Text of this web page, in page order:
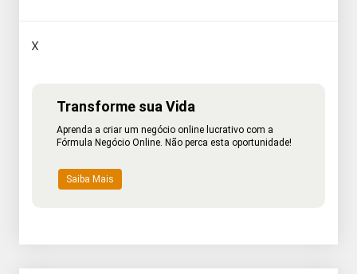
X
Transforme sua Vida
Aprenda a criar um negócio online lucrativo com a
Fórmula Negócio Online. Não perca esta oportunidade!
Saiba Mais